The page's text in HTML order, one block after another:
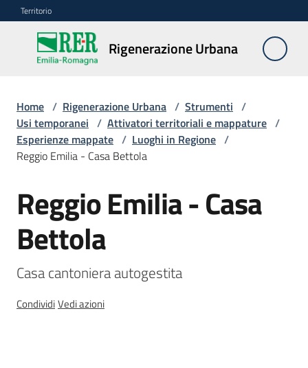
Vai al contenuto
Vai alla navigazione
Vai al footer
Territorio
Rigenerazione Urbana
Rigenerazione
Urbana
Misure
e
contributi
Strumenti
Menu selezionato
Divulgazione
Norme
e
atti
Home / Rigenerazione Urbana / Strumenti /
Usi temporanei / Attivatori territoriali e mappature /
Esperienze mappate / Luoghi in Regione /
Reggio Emilia - Casa Bettola
Salta al contenuto
Reggio Emilia - Casa
Bettola
Casa cantoniera autogestita
CondividiVedi azioni